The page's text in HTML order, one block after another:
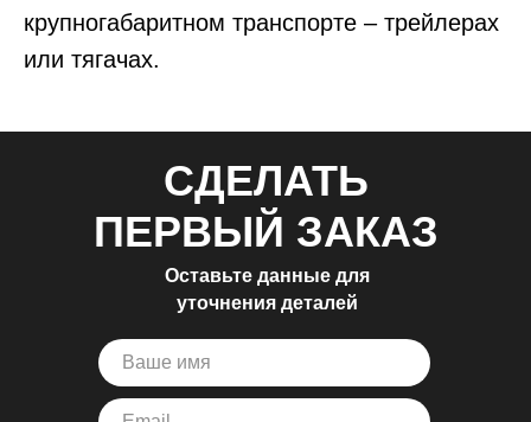
крупногабаритном транспорте – трейлерах
или тягачах.
СДЕЛАТЬ
ПЕРВЫЙ ЗАКАЗ
Оставьте данные для
уточнения деталей